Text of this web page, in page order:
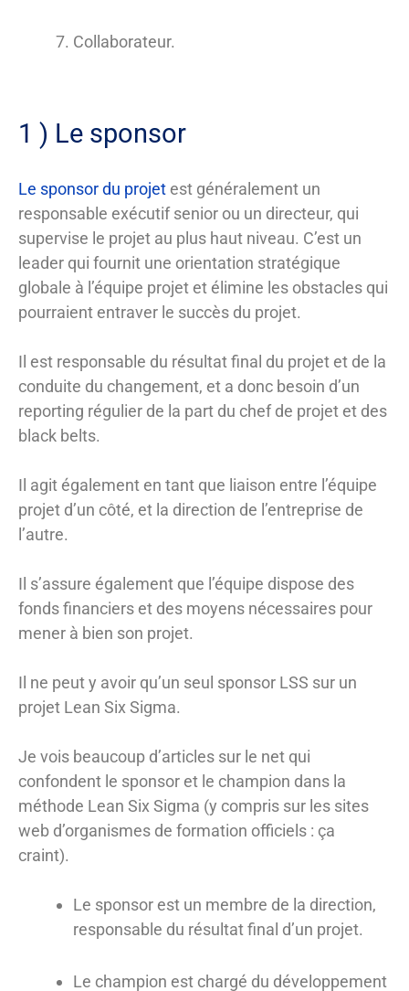
Collaborateur.
1 ) Le sponsor
Le sponsor du projet est généralement un
responsable exécutif senior ou un directeur, qui
supervise le projet au plus haut niveau. C’est un
leader qui fournit une orientation stratégique
globale à l’équipe projet et élimine les obstacles qui
pourraient entraver le succès du projet.
Il est responsable du résultat final du projet et de la
conduite du changement, et a donc besoin d’un
reporting régulier de la part du chef de projet et des
black belts.
Il agit également en tant que liaison entre l’équipe
projet d’un côté, et la direction de l’entreprise de
l’autre.
Il s’assure également que l’équipe dispose des
fonds financiers et des moyens nécessaires pour
mener à bien son projet.
Il ne peut y avoir qu’un seul sponsor LSS sur un
projet Lean Six Sigma.
Je vois beaucoup d’articles sur le net qui
confondent le sponsor et le champion dans la
méthode Lean Six Sigma (y compris sur les sites
web d’organismes de formation officiels : ça
craint).
Le sponsor est un membre de la direction,
responsable du résultat final d’un projet.
Le champion est chargé du développement